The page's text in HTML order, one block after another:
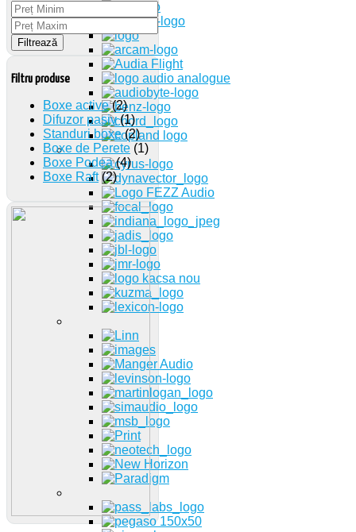
Filtrează
Filtru produse
Boxe active (2)
Difuzor pasiv (1)
Standuri boxe (2)
Boxe de Perete (1)
Boxe Podea (4)
Boxe Raft (2)